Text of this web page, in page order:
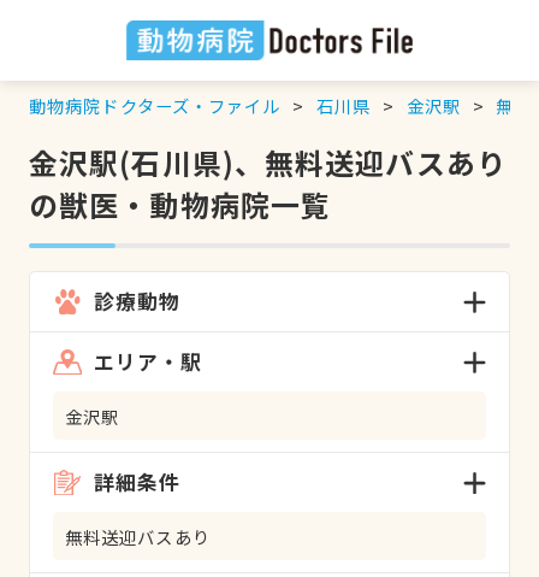
動物病院ドクターズ・ファイル 石川県 金沢駅 無料
金沢駅(石川県)、無料送迎バスあり
の獣医・動物病院一覧
診療動物
エリア・駅
金沢駅
詳細条件
無料送迎バスあり